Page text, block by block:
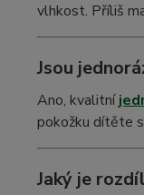
vlhkost. Příliš
Jsou
Ano, kvalitní
pokožku dítěte
Jaký je